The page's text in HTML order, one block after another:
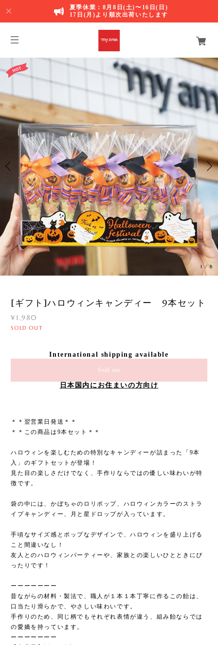
夏季休業：8月8日(土)〜16日(日)
17日(月)より順次出荷いたします
1 /8
[ギフト]ハロウィンキャンディー 9本セット
¥1,980
SOLD OUT
International shipping available
Sold out
日本国内にお住まいの方向け
＊＊翌営業日発送＊＊
＊＊この商品は9本セット＊＊
ハロウィンを楽しむための特別なキャンディーが詰まった「9本
入」のギフトセットが登場！
見た目の楽しさだけでなく、手作りならではの優しい味わいが特
徴です。
袋の中には、かぼちゃのロリポップ、ハロウィンカラーのストラ
イプキャンディー、月と星ドロップが入っています。
手頃なサイズ感とポップなデザインで、ハロウィンを盛り上げる
こと間違いなし！
友人とのハロウィンパーティーや、家族との楽しいひとときにぴ
ったりです！
ーーーーーーー
昔ながらの材料・製法で、職人が１本１本丁寧に作るこの飴は、
口当たり滑らかで、やさしい味わいです。
手作りのため、同じ柄でもそれぞれ表情が違う、組み飴ならでは
の愛嬌を持っています。
ーーーーーーー